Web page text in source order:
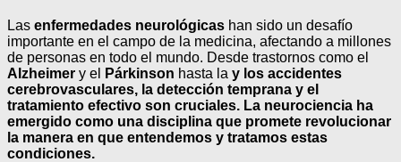
Las enfermedades neurológicas han sido un desafío
importante en el campo de la medicina, afectando a millones
de personas en todo el mundo. Desde trastornos como el
Alzheimer y el Párkinson hasta la y los accidentes
cerebrovasculares, la detección temprana y el
tratamiento efectivo son cruciales. La neurociencia ha
emergido como una disciplina que promete revolucionar
la manera en que entendemos y tratamos estas
condiciones.